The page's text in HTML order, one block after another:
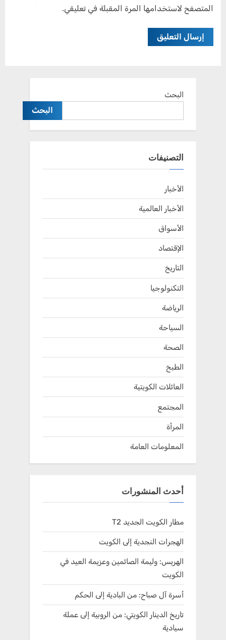
المتصفح لاستخدامها المرة المقبلة في تعليقي.
البحث
البحث
التصنيفات
الأخبار
الأخبار العالمية
الأسواق
الإقتصاد
التاريخ
التكنولوجيا
الرياضة
السياحة
الصحة
الطبخ
العائلات الكويتية
المجتمع
المرأة
المعلومات العامة
أحدث المنشورات
مطار الكويت الجديد T2
الهجرات النجدية إلى الكويت
الهريس: وليمة الصائمين وعزيمة العيد في
الكويت
أسرة آل صباح: من البادية إلى الحكم
تاريخ الدينار الكويتي: من الروبية إلى عملة
سيادية